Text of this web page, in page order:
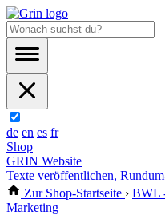
de en es fr
Shop
GRIN Website
Texte veröffentlichen,
Zur Shop-Startseite › BWL
Marketing